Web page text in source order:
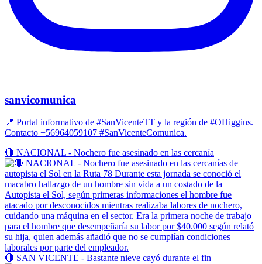
sanvicomunica
📍 Portal informativo de #SanVicenteTT y la región de #OHiggins.
Contacto +56964059107 #SanVicenteComunica.
🔴 NACIONAL - Nochero fue asesinado en las cercanía
🔴 SAN VICENTE - Bastante nieve cayó durante el fin